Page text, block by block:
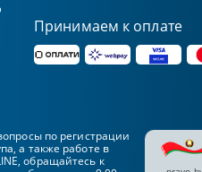
Принимаем к оплате
по регистрации
а также работе в
обращайтесь к